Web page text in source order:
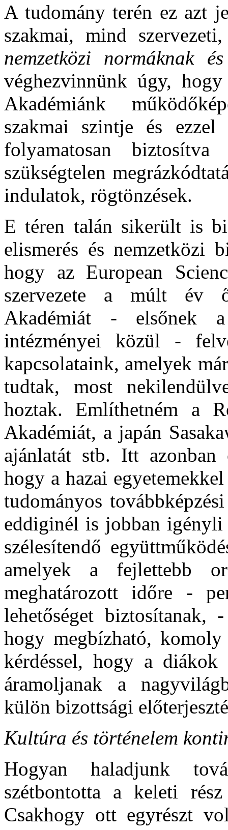
A tudomány terén ez azt
szakmai, mind
nemzetközi normáknak
véghezvinnünk úgy,
Akadémiánk
szakmai szintje és ezzel
folyamatosan
szükségtelen
indulatok, rögtönzések.
E téren talán sikerült is
elismerés és nemzetközi
hogy az European
szervezete a múlt év
Akadémiát - elsőnek
intézményei közül -
kapcsolataink, amelyek
tudtak, most
hoztak. Említhetném a
Akadémiát, a japán
ajánlatát stb. Itt azonban
hogy a hazai
tudományos
eddiginél is jobban igényli
szélesítendő
amelyek a fejlettebb
meghatározott időre -
lehetőséget
hogy megbízható,
kérdéssel, hogy a
áramoljanak a
külön bizottsági
Kultúra és történelem
Hogyan haladjunk
szétbontotta a keleti
Csakhogy ott egyrészt